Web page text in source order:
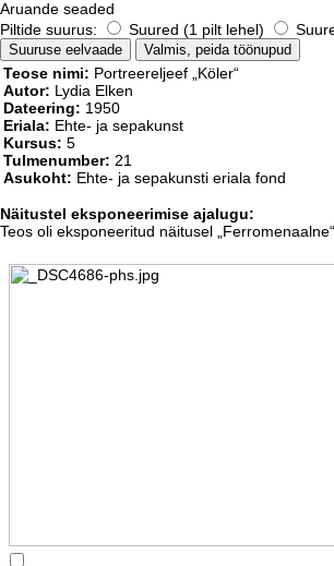
Aruande seaded
Piltide suurus:
Suured (1 pilt lehel)
Teose nimi: Portreereljeef „Köler“
Autor: Lydia Elken
Dateering: 1950
Eriala: Ehte- ja sepakunst
Kursus: 5
Tulmenumber: 21
Asukoht: Ehte- ja sepakunsti eriala fond
Näitustel eksponeerimise ajalugu:
Teos oli eksponeeritud näitusel